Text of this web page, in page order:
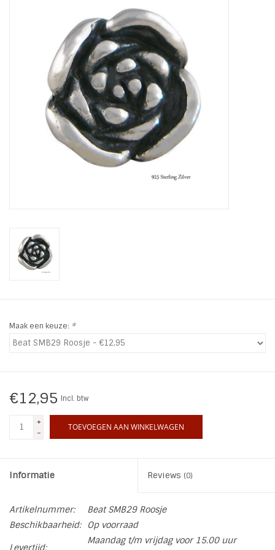
Tassen en meer
Haaraccesoires
Zonnebrillen
LIFESTYLE PRODUCTEN
Maak een keuze: *
€12,95 Incl. btw
+
-
TOEVOEGEN AAN WINKELWAGEN
Informatie Reviews (0)
Artikelnummer:
Beat SMB29 Roosje
Beschikbaarheid:
Op voorraad
Levertijd:
Maandag t/m vrijdag voor 15.00 uur